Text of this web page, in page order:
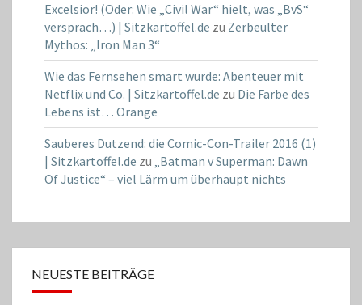
Excelsior! (Oder: Wie „Civil War“ hielt, was „BvS“
versprach…) | Sitzkartoffel.de zu Zerbeulter
Mythos: „Iron Man 3“
Wie das Fernsehen smart wurde: Abenteuer mit
Netflix und Co. | Sitzkartoffel.de zu Die Farbe des
Lebens ist… Orange
Sauberes Dutzend: die Comic-Con-Trailer 2016 (1)
| Sitzkartoffel.de zu „Batman v Superman: Dawn
Of Justice“ – viel Lärm um überhaupt nichts
NEUESTE BEITRÄGE